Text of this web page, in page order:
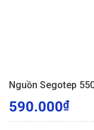
Nguồn Segotep
590.000₫